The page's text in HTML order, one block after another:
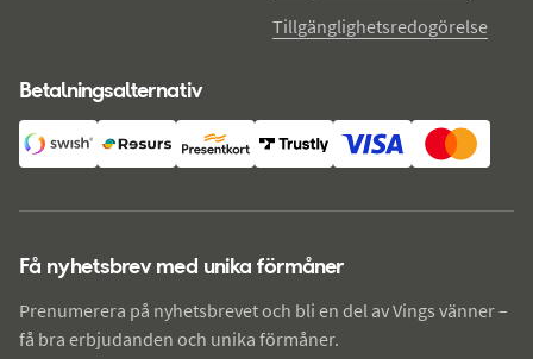
Tillgänglighetsredogörelse
Betalningsalternativ
Få nyhetsbrev med unika förmåner
Prenumerera på nyhetsbrevet och bli en del av Vings vänner –
få bra erbjudanden och unika förmåner.